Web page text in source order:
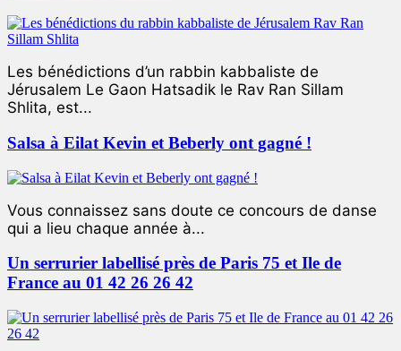
Les bénédictions d’un rabbin kabbaliste de
Jérusalem Le Gaon Hatsadik le Rav Ran Sillam
Shlita, est...
Salsa à Eilat Kevin et Beberly ont gagné !
Vous connaissez sans doute ce concours de danse
qui a lieu chaque année à...
Un serrurier labellisé près de Paris 75 et Ile de
France au 01 42 26 26 42